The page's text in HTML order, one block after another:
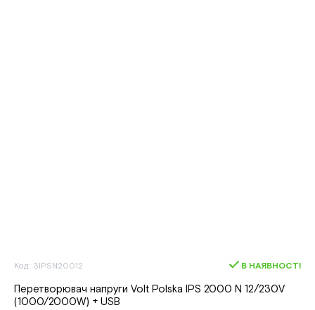
Код: 3IPSN20012 В НАЯВНОСТІ
Перетворювач напруги Volt Polska IPS 2000 N 12/230V
(1000/2000W) + USB